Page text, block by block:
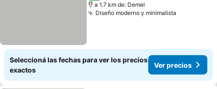
a 1.7 km de: Demel
Diseño moderno y minimalista
Seleccioná las fechas para ver los precios
exactos
Ver precios